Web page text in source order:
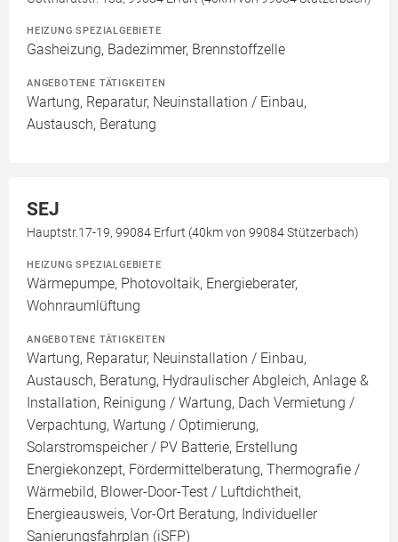
HEIZUNG SPEZIALGEBIETE
Gasheizung, Badezimmer, Brennstoffzelle
ANGEBOTENE TÄTIGKEITEN
Wartung, Reparatur, Neuinstallation / Einbau,
Austausch, Beratung
SEJ
Hauptstr.17-19, 99084 Erfurt (40km von 99084 Stützerbach)
HEIZUNG SPEZIALGEBIETE
Wärmepumpe, Photovoltaik, Energieberater,
Wohnraumlüftung
ANGEBOTENE TÄTIGKEITEN
Wartung, Reparatur, Neuinstallation / Einbau,
Austausch, Beratung, Hydraulischer Abgleich, Anlage &
Installation, Reinigung / Wartung, Dach Vermietung /
Verpachtung, Wartung / Optimierung,
Solarstromspeicher / PV Batterie, Erstellung
Energiekonzept, Fördermittelberatung, Thermografie /
Wärmebild, Blower-Door-Test / Luftdichtheit,
Energieausweis, Vor-Ort Beratung, Individueller
Sanierungsfahrplan (iSFP)